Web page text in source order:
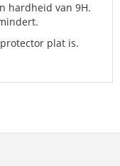
hardheid van 9H.
plat is.